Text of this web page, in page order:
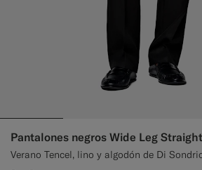
Pantalones negros Wide Leg Straight
Verano Tencel, lino y algodón de Di